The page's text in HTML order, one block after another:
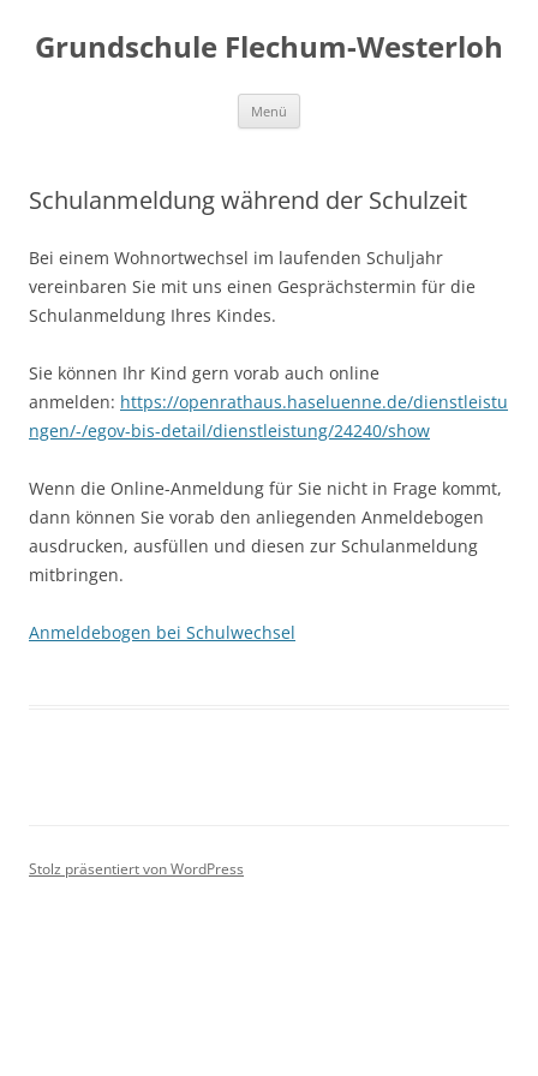
springen
Grundschule Flechum-Westerloh
Menü
Schulanmeldung während der Schulzeit
Bei einem Wohnortwechsel im laufenden Schuljahr
vereinbaren Sie mit uns einen Gesprächstermin für die
Schulanmeldung Ihres Kindes.
Sie können Ihr Kind gern vorab auch online
anmelden: https://openrathaus.haseluenne.de/dienstleistu
ngen/-/egov-bis-detail/dienstleistung/24240/show
Wenn die Online-Anmeldung für Sie nicht in Frage kommt,
dann können Sie vorab den anliegenden Anmeldebogen
ausdrucken, ausfüllen und diesen zur Schulanmeldung
mitbringen.
Anmeldebogen bei Schulwechsel
Stolz präsentiert von WordPress